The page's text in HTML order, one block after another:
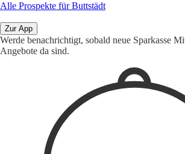
Alle Prospekte für Buttstädt
Zur App
Werde benachrichtigt, sobald neue Sparkasse
Angebote da sind.